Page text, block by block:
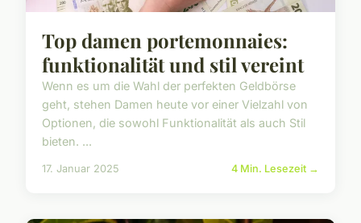
Top damen portemonnaies:
funktionalität und stil vereint
Wenn es um die Wahl der perfekten Geldbörse
geht, stehen Damen heute vor einer Vielzahl von
Optionen, die sowohl Funktionalität als auch Stil
bieten. ...
17. Januar 2025 4 Min. Lesezeit →